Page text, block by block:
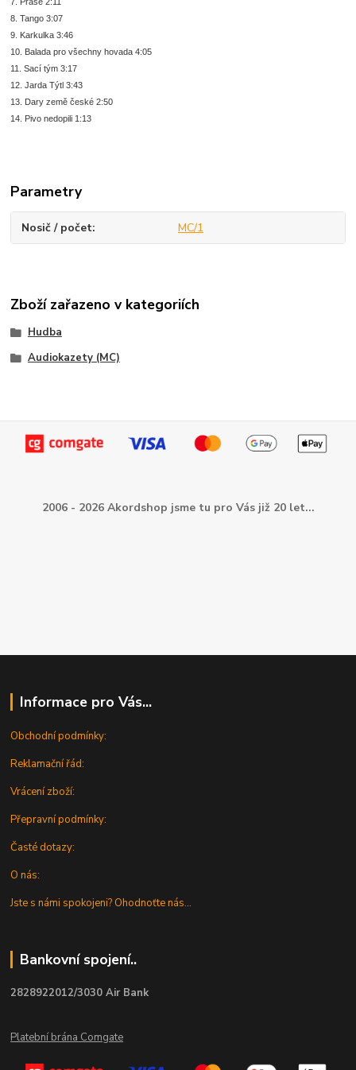
8. Tango 3:07
9. Karkulka 3:46
10. Balada pro všechny hovada 4:05
11. Sací tým 3:17
12. Jarda Týtl 3:43
13. Dary země české 2:50
14. Pivo nedopili 1:13
Parametry
Nosič / počet MC/1
Zboží zařazeno v kategoriích
Hudba
Audiokazety (MC)
2006 - 2026 Akordshop jsme tu pro Vás již 20 let...
Informace pro Vás...
Obchodní podmínky:
Reklamační řád:
Vrácení zboží:
Přepravní podmínky:
Časté dotazy:
O nás:
Jste s námi spokojeni? Ohodnoťte nás...
Bankovní spojení..
2828922012/3030 Air Bank
Platební brána Comgate